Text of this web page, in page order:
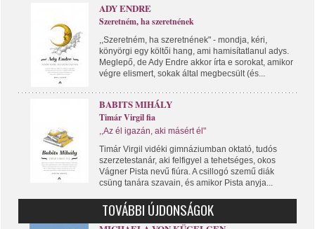
ADY ENDRE
Szeretném, ha szeretnének
,,Szeretném, ha szeretnének" - mondja, kéri,
könyörgi egy költői hang, ami hamisítatlanul adys.
Meglepő, de Ady Endre akkor írta e sorokat, amikor
végre elismert, sokak által megbecsült (és...
BABITS MIHÁLY
Timár Virgil fia
,,Az él igazán, aki másért él"
Timár Virgil vidéki gimnáziumban oktató, tudós
szerzetestanár, aki felfigyel a tehetséges, okos
Vágner Pista nevű fiúra. A csillogó szemű diák
csüng tanára szavain, és amikor Pista anyja...
TOVÁBBI ÚJDONSÁGOK